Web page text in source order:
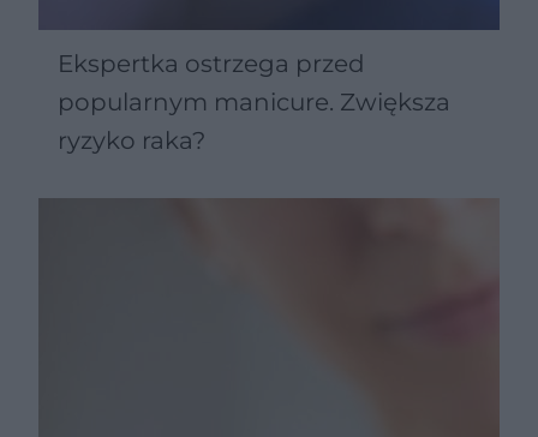
Ekspertka ostrzega przed
popularnym manicure. Zwiększa
ryzyko raka?